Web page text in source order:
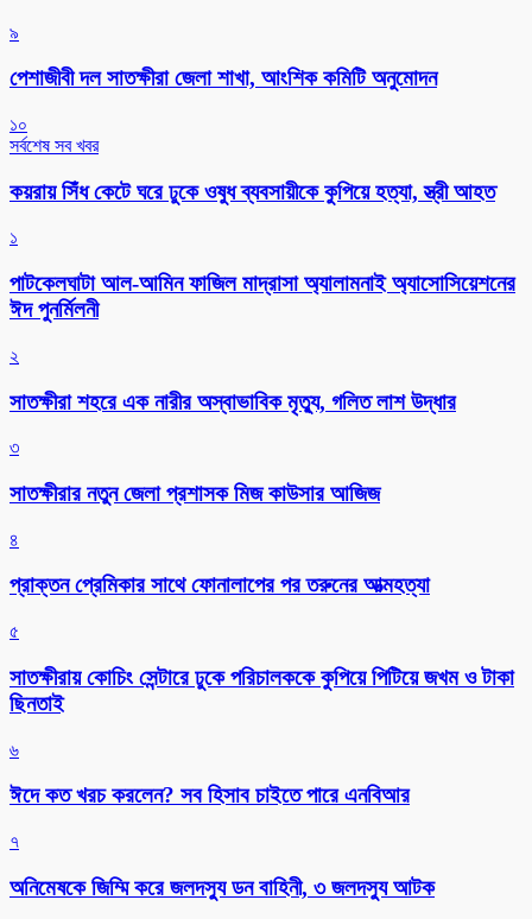
৯
পেশাজীবী দল সাতক্ষীরা জেলা শাখা, আংশিক কমিটি অনুমোদন
১০
সর্বশেষ সব খবর
কয়রায় সিঁধ কেটে ঘরে ঢুকে ওষুধ ব্যবসায়ীকে কুপিয়ে হত্যা, স্ত্রী আহত
১
পাটকেলঘাটা আল-আমিন ফাজিল মাদ্রাসা অ্যালামনাই অ্যাসোসিয়েশনের
ঈদ পুনর্মিলনী
২
সাতক্ষীরা শহরে এক নারীর অস্বাভাবিক মৃত্যু, গলিত লাশ উদ্ধার
৩
সাতক্ষীরার নতুন জেলা প্রশাসক মিজ কাউসার আজিজ
৪
প্রাক্তন প্রেমিকার সাথে ফোনালাপের পর তরুনের আত্মহত্যা
৫
সাতক্ষীরায় কোচিং সেন্টারে ঢুকে পরিচালককে কুপিয়ে পিটিয়ে জখম ও টাকা
ছিনতাই
৬
ঈদে কত খরচ করলেন? সব হিসাব চাইতে পারে এনবিআর
৭
অনিমেষকে জিম্মি করে জলদস্যু ডন বাহিনী, ৩ জলদস্যু আটক